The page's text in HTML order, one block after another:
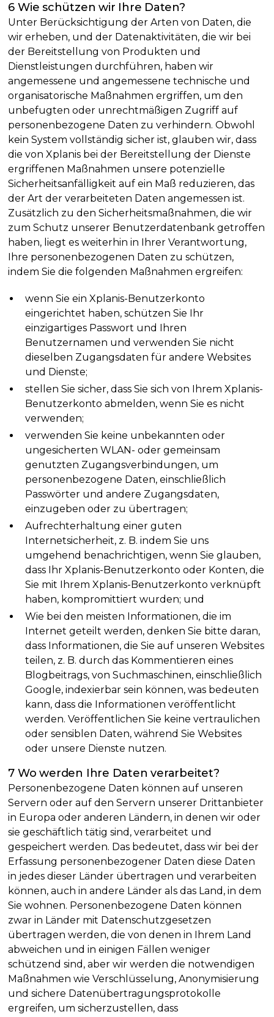
6 Wie schützen wir Ihre Daten?
Unter Berücksichtigung der Arten von Daten, die
wir erheben, und der Datenaktivitäten, die wir bei
der Bereitstellung von Produkten und
Dienstleistungen durchführen, haben wir
angemessene und angemessene technische und
organisatorische Maßnahmen ergriffen, um den
unbefugten oder unrechtmäßigen Zugriff auf
personenbezogene Daten zu verhindern. Obwohl
kein System vollständig sicher ist, glauben wir, dass
die von Xplanis bei der Bereitstellung der Dienste
ergriffenen Maßnahmen unsere potenzielle
Sicherheitsanfälligkeit auf ein Maß reduzieren, das
der Art der verarbeiteten Daten angemessen ist.
Zusätzlich zu den Sicherheitsmaßnahmen, die wir
zum Schutz unserer Benutzerdatenbank getroffen
haben, liegt es weiterhin in Ihrer Verantwortung,
Ihre personenbezogenen Daten zu schützen,
indem Sie die folgenden Maßnahmen ergreifen:
wenn Sie ein Xplanis-Benutzerkonto
eingerichtet haben, schützen Sie Ihr
einzigartiges Passwort und Ihren
Benutzernamen und verwenden Sie nicht
dieselben Zugangsdaten für andere Websites
und Dienste;
stellen Sie sicher, dass Sie sich von Ihrem Xplanis-
Benutzerkonto abmelden, wenn Sie es nicht
verwenden;
verwenden Sie keine unbekannten oder
ungesicherten WLAN- oder gemeinsam
genutzten Zugangsverbindungen, um
personenbezogene Daten, einschließlich
Passwörter und andere Zugangsdaten,
einzugeben oder zu übertragen;
Aufrechterhaltung einer guten
Internetsicherheit, z. B. indem Sie uns
umgehend benachrichtigen, wenn Sie glauben,
dass Ihr Xplanis-Benutzerkonto oder Konten, die
Sie mit Ihrem Xplanis-Benutzerkonto verknüpft
haben, kompromittiert wurden; und
Wie bei den meisten Informationen, die im
Internet geteilt werden, denken Sie bitte daran,
dass Informationen, die Sie auf unseren Websites
teilen, z. B. durch das Kommentieren eines
Blogbeitrags, von Suchmaschinen, einschließlich
Google, indexierbar sein können, was bedeuten
kann, dass die Informationen veröffentlicht
werden. Veröffentlichen Sie keine vertraulichen
oder sensiblen Daten, während Sie Websites
oder unsere Dienste nutzen.
7 Wo werden Ihre Daten verarbeitet?
Personenbezogene Daten können auf unseren
Servern oder auf den Servern unserer Drittanbieter
in Europa oder anderen Ländern, in denen wir oder
sie geschäftlich tätig sind, verarbeitet und
gespeichert werden. Das bedeutet, dass wir bei der
Erfassung personenbezogener Daten diese Daten
in jedes dieser Länder übertragen und verarbeiten
können, auch in andere Länder als das Land, in dem
Sie wohnen. Personenbezogene Daten können
zwar in Länder mit Datenschutzgesetzen
übertragen werden, die von denen in Ihrem Land
abweichen und in einigen Fällen weniger
schützend sind, aber wir werden die notwendigen
Maßnahmen wie Verschlüsselung, Anonymisierung
und sichere Datenübertragungsprotokolle
ergreifen, um sicherzustellen, dass